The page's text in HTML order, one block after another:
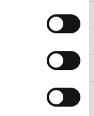
actief te scannen
detailgedeelte in.